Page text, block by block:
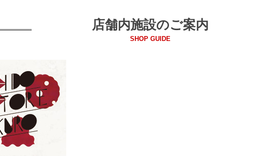
店舗内施設のご案内
SHOP GUIDE